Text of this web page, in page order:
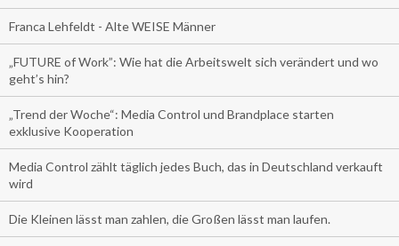
Franca Lehfeldt - Alte WEISE Männer
„FUTURE of Work”: Wie hat die Arbeitswelt sich verändert und wo
geht’s hin?
„Trend der Woche“: Media Control und Brandplace starten
exklusive Kooperation
Media Control zählt täglich jedes Buch, das in Deutschland verkauft
wird
Die Kleinen lässt man zahlen, die Großen lässt man laufen.